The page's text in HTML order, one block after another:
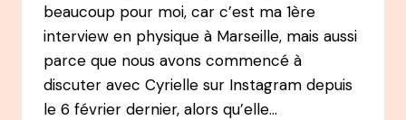
beaucoup pour moi, car c’est ma 1ère
interview en physique à Marseille, mais aussi
parce que nous avons commencé à
discuter avec Cyrielle sur Instagram depuis
le 6 février dernier, alors qu’elle…